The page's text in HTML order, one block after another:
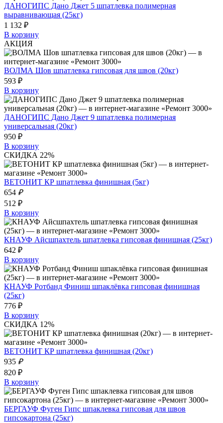
ДАНОГИПС Дано Джет 5 шпатлевка полимерная
выравнивающая (25кг)
1 132 ₽
В корзину
АКЦИЯ
ВОЛМА Шов шпатлевка гипсовая для швов (20кг)
593 ₽
В корзину
ДАНОГИПС Дано Джет 9 шпатлевка полимерная
универсальная (20кг)
950 ₽
В корзину
СКИДКА 22%
ВЕТОНИТ КР шпатлевка финишная (5кг)
654 ₽
512 ₽
В корзину
КНАУФ Айсшпахтель шпатлевка гипсовая финишная (25кг)
642 ₽
В корзину
КНАУФ Ротбанд Финиш шпаклёвка гипсовая финишная
(25кг)
776 ₽
В корзину
СКИДКА 12%
ВЕТОНИТ КР шпатлевка финишная (20кг)
935 ₽
820 ₽
В корзину
БЕРГАУФ Фуген Гипс шпаклевка гипсовая для швов
гипсокартона (25кг)